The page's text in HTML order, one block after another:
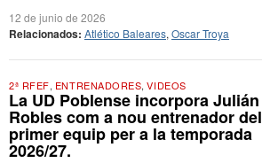
12 de junio de 2026
Relacionados: Atlético Baleares, Oscar Troya
2ª RFEF, ENTRENADORES,VIDEOS
La UD Poblense incorpora Julián
Robles com a nou entrenador del
primer equip per a la temporada
2026/27.